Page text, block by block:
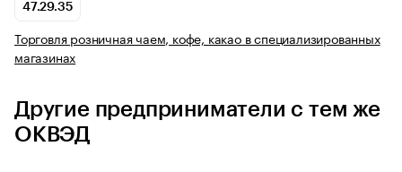
47.29.35
Торговля розничная чаем, кофе, какао в специализированных
магазинах
Другие предприниматели с тем же
ОКВЭД